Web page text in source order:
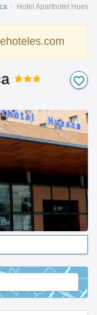
Hotel Aparthotel Huesca